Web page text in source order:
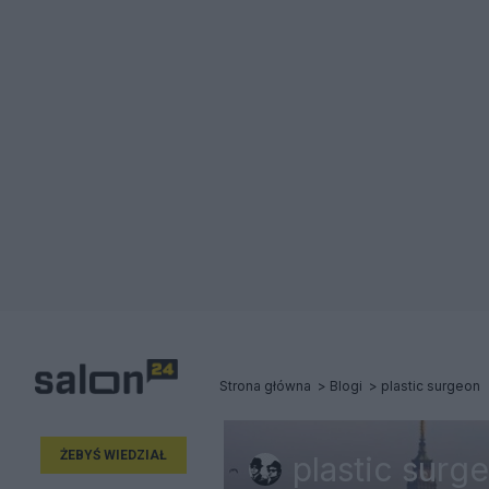
Strona główna Blogi plastic surgeon
ŻEBYŚ WIEDZIAŁ plastic